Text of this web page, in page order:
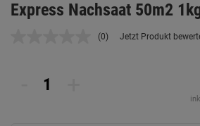
Express Nachsaat 50m2
Kein
(0) Jetzt Produkt